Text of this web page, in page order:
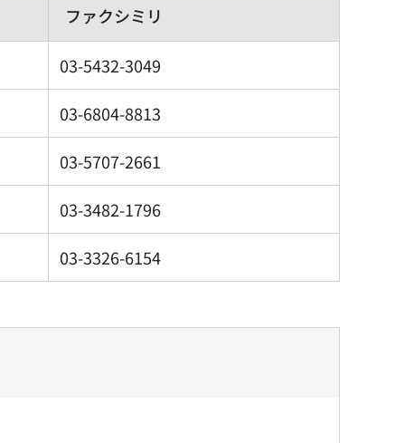
ファクシミリ
03-5432-3049
03-6804-8813
03-5707-2661
03-3482-1796
03-3326-6154